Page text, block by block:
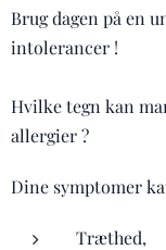
Brug dagen på en
intolerancer !
Hvilke tegn kan
allergier ?
Dine symptomer
Træthed,